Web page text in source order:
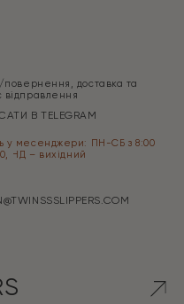
повернення, доставка та
відправлення
В TELEGRAM
у месенджери: ПН-СБ з 8:00
НД – вихідний